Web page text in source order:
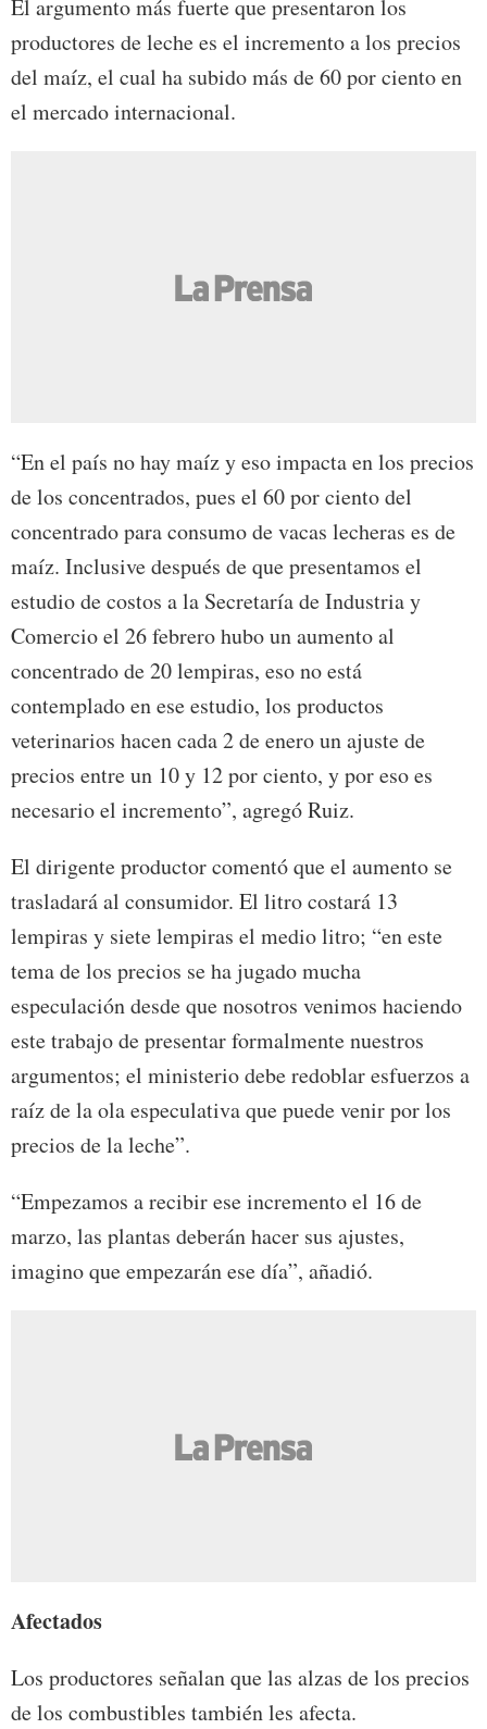
El argumento más fuerte que presentaron los
productores de leche es el incremento a los precios
del maíz, el cual ha subido más de 60 por ciento en
el mercado internacional.
“En el país no hay maíz y eso impacta en los precios
de los concentrados, pues el 60 por ciento del
concentrado para consumo de vacas lecheras es de
maíz. Inclusive después de que presentamos el
estudio de costos a la Secretaría de Industria y
Comercio el 26 febrero hubo un aumento al
concentrado de 20 lempiras, eso no está
contemplado en ese estudio, los productos
veterinarios hacen cada 2 de enero un ajuste de
precios entre un 10 y 12 por ciento, y por eso es
necesario el incremento”, agregó Ruiz.
El dirigente productor comentó que el aumento se
trasladará al consumidor. El litro costará 13
lempiras y siete lempiras el medio litro; “en este
tema de los precios se ha jugado mucha
especulación desde que nosotros venimos haciendo
este trabajo de presentar formalmente nuestros
argumentos; el ministerio debe redoblar esfuerzos a
raíz de la ola especulativa que puede venir por los
precios de la leche”.
“Empezamos a recibir ese incremento el 16 de
marzo, las plantas deberán hacer sus ajustes,
imagino que empezarán ese día”, añadió.
Afectados
Los productores señalan que las alzas de los precios
de los combustibles también les afecta.